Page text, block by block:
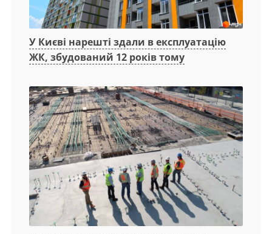
У Києві нарешті здали в експлуатацію
ЖК, збудований 12 років тому